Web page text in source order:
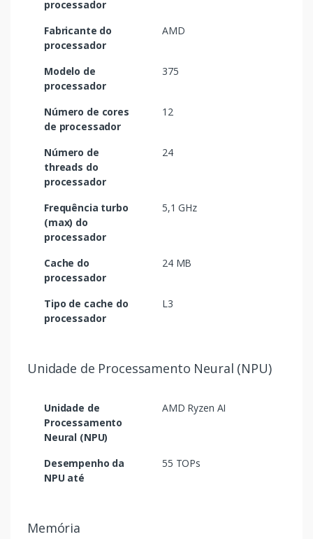
processador
Fabricante do
processador
AMD
Modelo de
processador
375
Número de cores
de processador
12
Número de
threads do
processador
24
Frequência turbo
(max) do
processador
5,1 GHz
Cache do
processador
24 MB
Tipo de cache do
processador
L3
Unidade de Processamento Neural (NPU)
Unidade de
Processamento
Neural (NPU)
AMD Ryzen AI
Desempenho da
NPU até
55 TOPs
Memória